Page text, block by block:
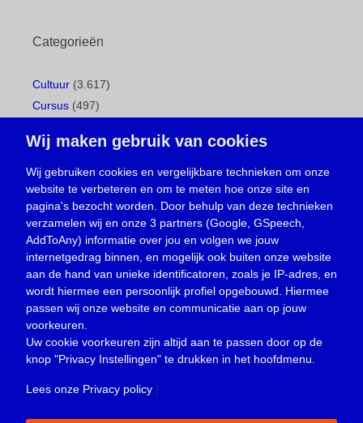
Categorieën
Cultuur (3.617)
Cursus (497)
Gemeentepagina(104)
Ingezonden brief(537)
Media(156)
Nieuws (23.329)
Oproep(734)
Overlijden(39)
Podcast(18)
prijsvraag (5)
Religie (1.438)
Service(226)
Wij maken gebruik van cookies
Wij gebruiken cookies en vergelijkbare technieken om onze
website te verbeteren en om te meten hoe onze site en
pagina's bezocht worden. Door behulp van deze technieken
verzamelen wij en onze 3 partners (Google, GSpeech,
AddToAny) informatie over jou en volgen we jouw
internetgedrag binnen, en mogelijk ook buiten onze website
aan de hand van unieke identificatoren, zoals je IP-adres, en
wordt hiermee een persoonlijk profiel opgebouwd. Hiermee
passen wij onze website en communicatie aan op jouw
voorkeuren.
Uw cookie voorkeuren zijn altijd aan te passen door op de
knop "Privacy Instellingen" te drukken in het hoofdmenu.
Lees onze Privacy policy |